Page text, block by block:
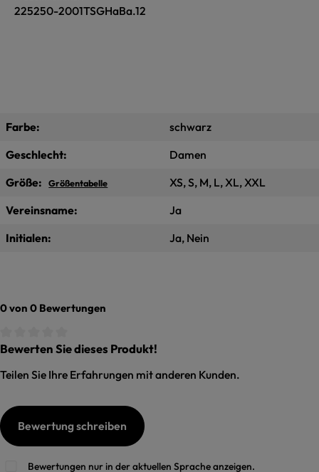
225250-2001TSGHaBa.12
Farbe:
schwarz
Geschlecht:
Damen
Größe:
Größentabelle
XS, S, M, L, XL, XXL
Vereinsname:
Ja
Initialen:
Ja, Nein
0 von 0 Bewertungen
Durchschnittliche Bewertung von 0 von 5 Sternen
Bewerten Sie dieses Produkt!
Teilen Sie Ihre Erfahrungen mit anderen Kunden.
Bewertung schreiben
Bewertungen nur in der aktuellen Sprache anzeigen.